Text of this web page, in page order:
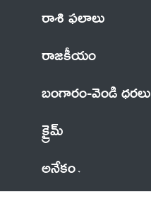
రాశి ఫలాలు
రాజకీయం
బంగారం-వెండి ధరలు
క్రైమ్
అనేకం